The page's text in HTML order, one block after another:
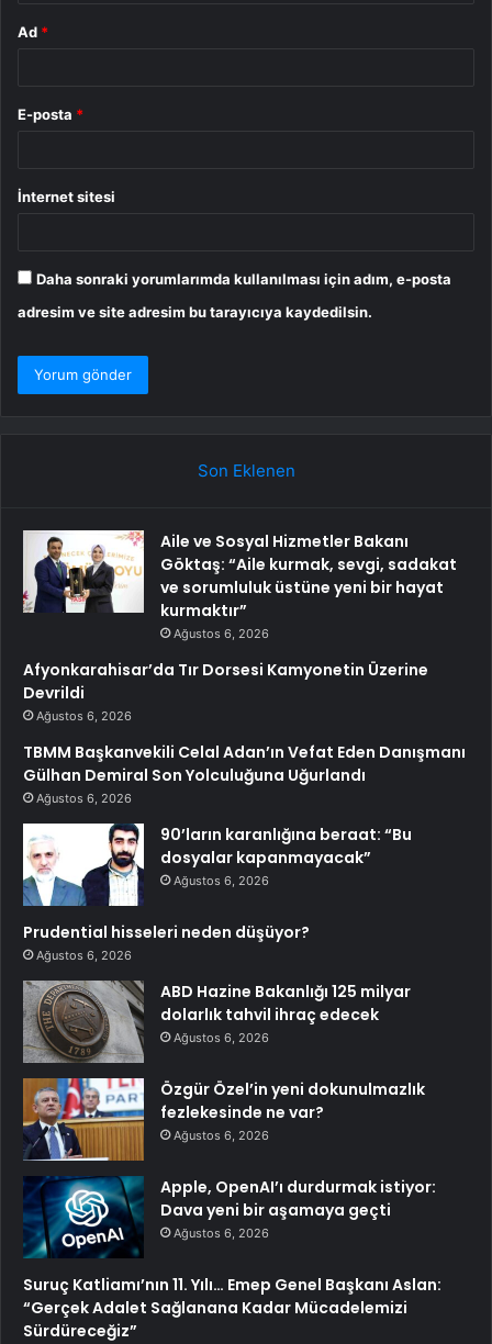
Ad *
E-posta *
İnternet sitesi
Daha sonraki yorumlarımda kullanılması için adım, e-posta
adresim ve site adresim bu tarayıcıya kaydedilsin.
Son Eklenen
Aile ve Sosyal Hizmetler Bakanı
Göktaş: “Aile kurmak, sevgi, sadakat
ve sorumluluk üstüne yeni bir hayat
kurmaktır”
Ağustos 6, 2026
Afyonkarahisar’da Tır Dorsesi Kamyonetin Üzerine
Devrildi
Ağustos 6, 2026
TBMM Başkanvekili Celal Adan’ın Vefat Eden Danışmanı
Gülhan Demiral Son Yolculuğuna Uğurlandı
Ağustos 6, 2026
90’ların karanlığına beraat: “Bu
dosyalar kapanmayacak”
Ağustos 6, 2026
Prudential hisseleri neden düşüyor?
Ağustos 6, 2026
ABD Hazine Bakanlığı 125 milyar
dolarlık tahvil ihraç edecek
Ağustos 6, 2026
Özgür Özel’in yeni dokunulmazlık
fezlekesinde ne var?
Ağustos 6, 2026
Apple, OpenAI’ı durdurmak istiyor:
Dava yeni bir aşamaya geçti
Ağustos 6, 2026
Suruç Katliamı’nın 11. Yılı… Emep Genel Başkanı Aslan:
“Gerçek Adalet Sağlanana Kadar Mücadelemizi
Sürdüreceğiz”